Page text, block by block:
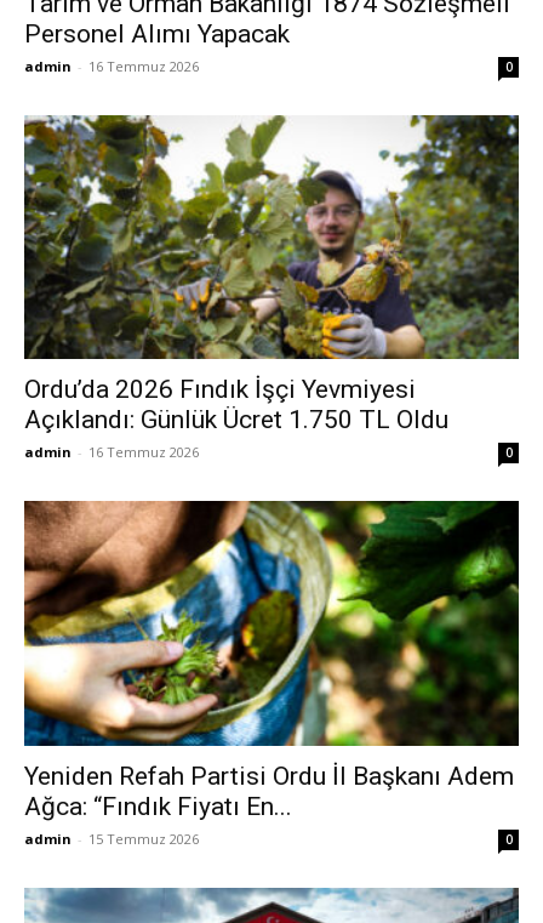
Personel Alımı Yapacak
admin - 16 Temmuz 2026 0
Ordu’da 2026 Fındık İşçi Yevmiyesi
Açıklandı: Günlük Ücret 1.750 TL Oldu
admin - 16 Temmuz 2026 0
Yeniden Refah Partisi Ordu İl Başkanı Adem
Ağca: “Fındık Fiyatı En...
admin - 15 Temmuz 2026 0